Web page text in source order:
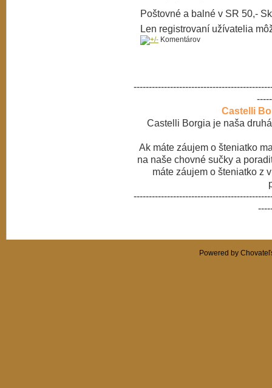
Poštovné a balné v SR 50,-
Len registrovaní užívatelia
Komentárov
Castelli
Castelli Borgia je naša
Ak máte záujem o šteniatko
na naše chovné sučky a
máte záujem o šteniatko z
Powered by